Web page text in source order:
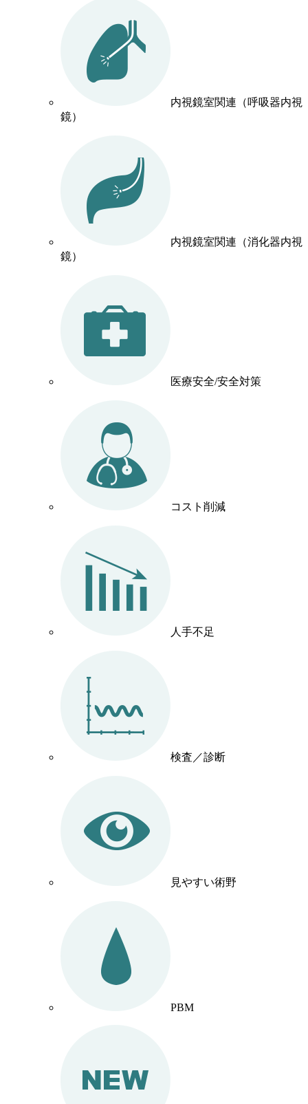
内視鏡室関連（呼吸器内視
鏡）
内視鏡室関連（消化器内視
鏡）
医療安全/安全対策
コスト削減
人手不足
検査／診断
見やすい術野
PBM